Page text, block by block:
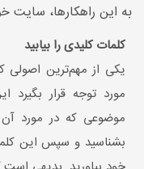
به این راهکارها، سایت
کلمات کلیدی را بیابید
یکی از مهم‌ترین
مورد توجه قرار
موضوعی که در مورد آن
بشناسید و سپس این